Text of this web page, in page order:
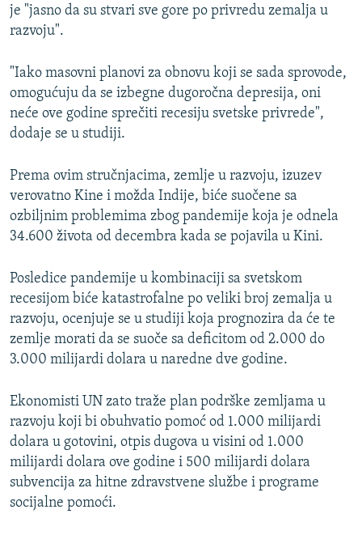
NASTANAK I RASPAD JUGOSLAVIJE
je "jasno da su stvari sve gore po privredu zemalja u
razvoju".
"Iako masovni planovi za obnovu koji se sada sprovode,
omogućuju da se izbegne dugoročna depresija, oni
neće ove godine sprečiti recesiju svetske privrede",
dodaje se u studiji.
Prema ovim stručnjacima, zemlje u razvoju, izuzev
verovatno Kine i možda Indije, biće suočene sa
ozbiljnim problemima zbog pandemije koja je odnela
34.600 života od decembra kada se pojavila u Kini.
Posledice pandemije u kombinaciji sa svetskom
recesijom biće katastrofalne po veliki broj zemalja u
razvoju, ocenjuje se u studiji koja prognozira da će te
zemlje morati da se suoče sa deficitom od 2.000 do
3.000 milijardi dolara u naredne dve godine.
Ekonomisti UN zato traže plan podrške zemljama u
razvoju koji bi obuhvatio pomoć od 1.000 milijardi
dolara u gotovini, otpis dugova u visini od 1.000
milijardi dolara ove godine i 500 milijardi dolara
subvencija za hitne zdravstvene službe i programe
socijalne pomoći.